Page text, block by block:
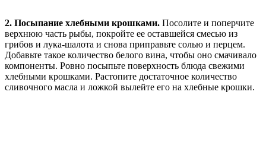
2. Посыпание хлебными крошками. Посолите и поперчите
верхнюю часть рыбы, покройте ее оставшейся смесью из
грибов и лука-шалота и снова приправьте солью и перцем.
Добавьте такое количество белого вина, чтобы оно смачивало
компоненты. Ровно посыпьте поверхность блюда свежими
хлебными крошками. Растопите достаточное количество
сливочного масла и ложкой вылейте его на хлебные крошки.